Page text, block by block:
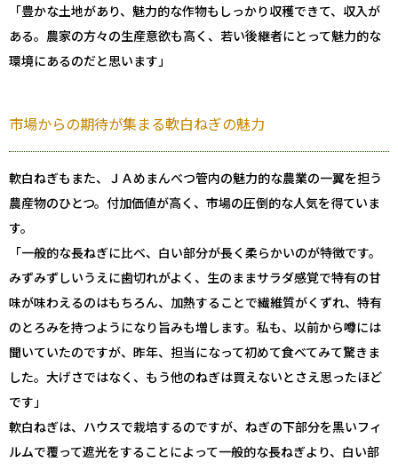
「豊かな土地があり、魅力的な作物もしっかり収穫できて、収入が
ある。農家の方々の生産意欲も高く、若い後継者にとって魅力的な
環境にあるのだと思います」
市場からの期待が集まる軟白ねぎの魅力
軟白ねぎもまた、ＪＡめまんべつ管内の魅力的な農業の一翼を担う
農産物のひとつ。付加価値が高く、市場の圧倒的な人気を得ていま
す。
「一般的な長ねぎに比べ、白い部分が長く柔らかいのが特徴です。
みずみずしいうえに歯切れがよく、生のままサラダ感覚で特有の甘
味が味わえるのはもちろん、加熱することで繊維質がくずれ、特有
のとろみを持つようになり旨みも増します。私も、以前から噂には
聞いていたのですが、昨年、担当になって初めて食べてみて驚きま
した。大げさではなく、もう他のねぎは買えないとさえ思ったほど
です」
軟白ねぎは、ハウスで栽培するのですが、ねぎの下部分を黒いフィ
ルムで覆って遮光をすることによって一般的な長ねぎより、白い部